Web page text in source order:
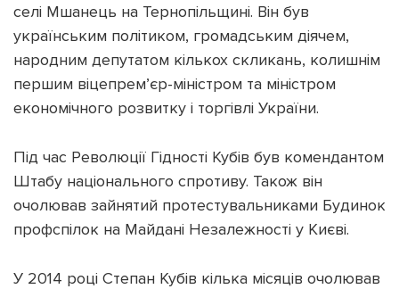
селі Мшанець на Тернопільщині. Він був
українським політиком, громадським діячем,
народним депутатом кількох скликань, колишнім
першим віцепрем’єр-міністром та міністром
економічного розвитку і торгівлі України.
Під час Революції Гідності Кубів був комендантом
Штабу національного спротиву. Також він
очолював зайнятий протестувальниками Будинок
профспілок на Майдані Незалежності у Києві.
У 2014 році Степан Кубів кілька місяців очолював